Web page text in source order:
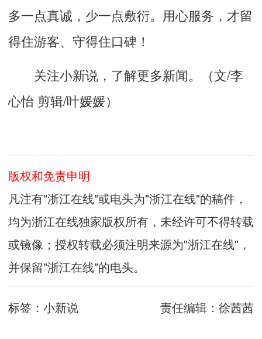
多一点真诚，少一点敷衍。用心服务，才留
得住游客、守得住口碑！
关注小新说，了解更多新闻。（文/李
心怡 剪辑/叶媛媛）
版权和免责申明
凡注有"浙江在线"或电头为"浙江在线"的稿件，
均为浙江在线独家版权所有，未经许可不得转载
或镜像；授权转载必须注明来源为"浙江在线"，
并保留"浙江在线"的电头。
标签： 小新说 责任编辑： 徐茜茜